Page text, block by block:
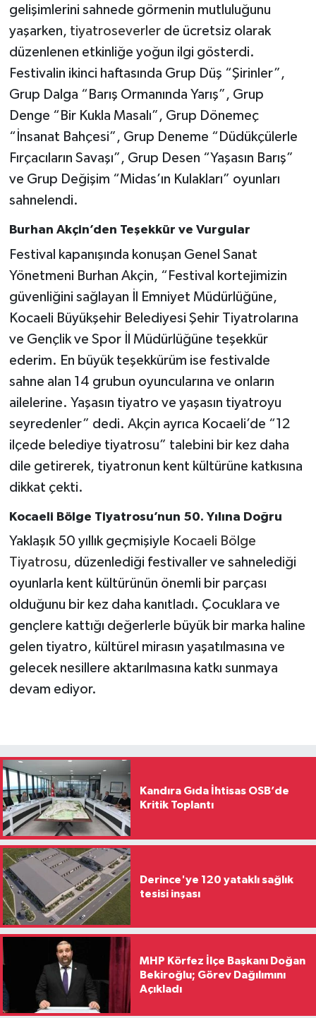
gelişimlerini sahnede görmenin mutluluğunu
yaşarken, tiyatroseverler de ücretsiz olarak
düzenlenen etkinliğe yoğun ilgi gösterdi.
Festivalin ikinci haftasında Grup Düş “Şirinler”,
Grup Dalga “Barış Ormanında Yarış”, Grup
Denge “Bir Kukla Masalı”, Grup Dönemeç
“İnsanat Bahçesi”, Grup Deneme “Düdükçülerle
Fırçacıların Savaşı”, Grup Desen “Yaşasın Barış”
ve Grup Değişim “Midas’ın Kulakları” oyunları
sahnelendi.
Burhan Akçin’den Teşekkür ve Vurgular
Festival kapanışında konuşan Genel Sanat
Yönetmeni Burhan Akçin, “Festival kortejimizin
güvenliğini sağlayan İl Emniyet Müdürlüğüne,
Kocaeli Büyükşehir Belediyesi Şehir Tiyatrolarına
ve Gençlik ve Spor İl Müdürlüğüne teşekkür
ederim. En büyük teşekkürüm ise festivalde
sahne alan 14 grubun oyuncularına ve onların
ailelerine. Yaşasın tiyatro ve yaşasın tiyatroyu
seyredenler” dedi. Akçin ayrıca Kocaeli’de “12
ilçede belediye tiyatrosu” talebini bir kez daha
dile getirerek, tiyatronun kent kültürüne katkısına
dikkat çekti.
Kocaeli Bölge Tiyatrosu’nun 50. Yılına Doğru
Yaklaşık 50 yıllık geçmişiyle Kocaeli Bölge
Tiyatrosu, düzenlediği festivaller ve sahnelediği
oyunlarla kent kültürünün önemli bir parçası
olduğunu bir kez daha kanıtladı. Çocuklara ve
gençlere kattığı değerlerle büyük bir marka haline
gelen tiyatro, kültürel mirasın yaşatılmasına ve
gelecek nesillere aktarılmasına katkı sunmaya
devam ediyor.
Kandıra Gıda İhtisas OSB’de
Kritik Toplantı
Derince'ye 120 yataklı sağlık
tesisi inşası
MHP Körfez İlçe Başkanı Doğan
Bekiroğlu; Görev Dağılımını
Açıkladı